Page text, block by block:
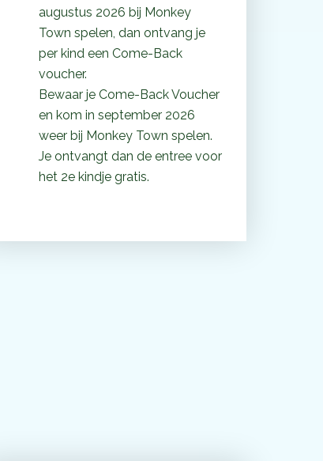
augustus 2026 bij Monkey
Town spelen, dan ontvang je
per kind een Come-Back
voucher.
Bewaar je Come-Back Voucher
en kom in september 2026
weer bij Monkey Town spelen.
Je ontvangt dan de entree voor
het 2e kindje gratis.